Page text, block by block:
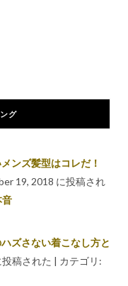
グ
ンズ髪型はコレだ！
19, 2018 に投稿され
音
ズさない着こなし方と
稿された | カテゴリ: